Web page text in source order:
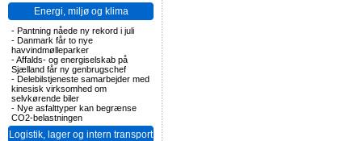
Energi, miljø og klima
- Pantning nåede ny rekord i juli
- Danmark får to nye
havvindmølleparker
-Affalds- og energiselskab på
Sjælland får ny genbrugschef
- Delebilstjeneste samarbejder med
kinesisk virksomhed om
selvkørende biler
- Nye asfalttyper kan begrænse
CO2-belastningen
Logistik, lager og intern transport